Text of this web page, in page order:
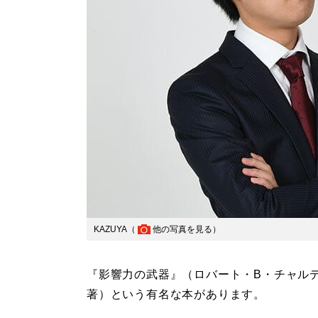
KAZUYA（ 他の写真を見る ）
『影響力の武器』（ロバート・B・チャル
著）という有名な本があります。